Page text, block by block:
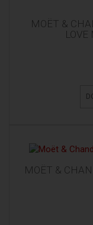
MOËT &
MOËT &